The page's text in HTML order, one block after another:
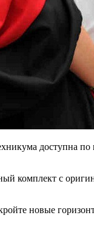
доступна по
комплект с
новые